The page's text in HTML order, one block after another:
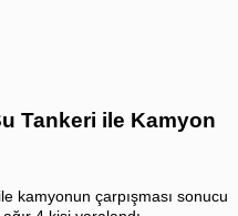
Tankeri ile Kamyon
kamyonun çarpışması sonucu